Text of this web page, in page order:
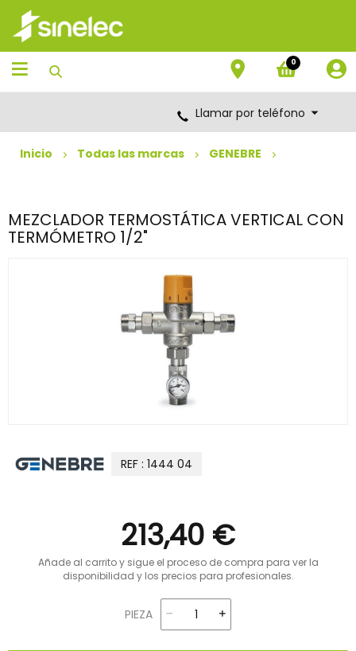
Saltar
contenido
Saltar
menú
de
navegación
0
Llamar por teléfono
Inicio Todas las marcas GENEBRE
MEZCLADOR TERMOSTÁTICA VERTICAL CON
TERMÓMETRO 1/2"
REF : 1444 04
213,40 €
Añade al carrito y sigue el proceso de compra para ver la
disponibilidad y los precios para profesionales.
PIEZA